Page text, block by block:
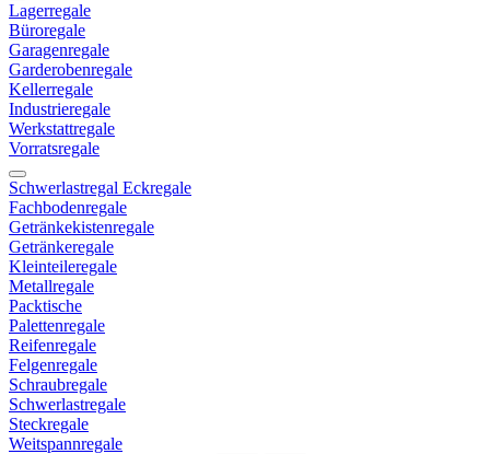
Lagerregale
Büroregale
Garagenregale
Garderobenregale
Kellerregale
Industrieregale
Werkstattregale
Vorratsregale
Schwerlastregal Eckregale
Fachbodenregale
Getränkekistenregale
Getränkeregale
Kleinteileregale
Metallregale
Packtische
Palettenregale
Reifenregale
Felgenregale
Schraubregale
Schwerlastregale
Steckregale
Weitspannregale